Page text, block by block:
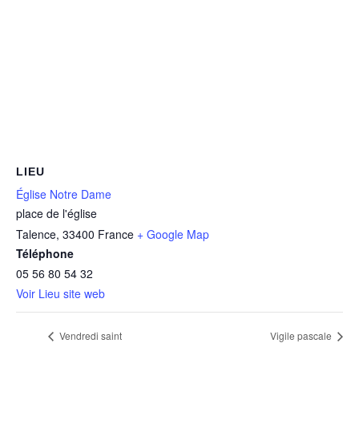
LIEU
Église Notre Dame
place de l'église
Talence, 33400 France + Google Map
Téléphone
05 56 80 54 32
Voir Lieu site web
Vendredi saint Vigile pascale